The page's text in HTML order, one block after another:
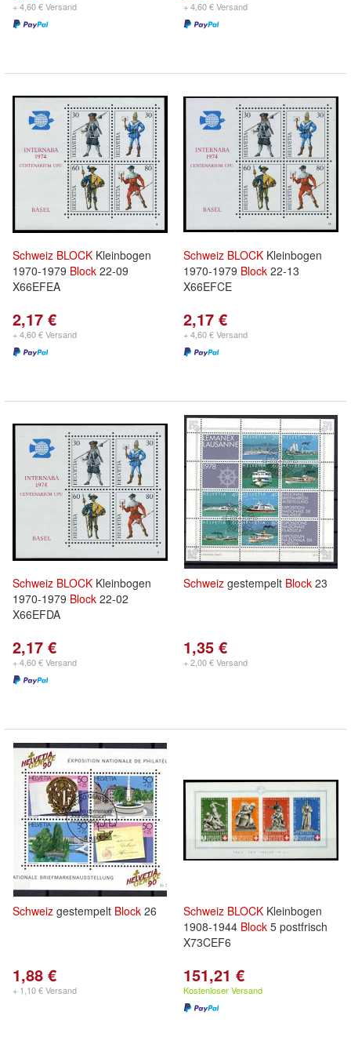
+ 4,60 € Versand + 4,60 € Versand
Schweiz BLOCK Kleinbogen
1970-1979 Block 22-09
X66EFEA
2,17 €
+ 4,60 € Versand
Schweiz BLOCK Kleinbogen
1970-1979 Block 22-13
X66EFCE
2,17 €
+ 4,60 € Versand
Schweiz BLOCK Kleinbogen
1970-1979 Block 22-02
X66EFDA
2,17 €
+ 4,60 € Versand
Schweiz gestempelt Block 23
1,35 €
+ 2,00 € Versand
Schweiz gestempelt Block 26
1,88 €
+ 1,10 € Versand
Schweiz BLOCK Kleinbogen
1908-1944 Block 5 postfrisch
X73CEF6
151,21 €
Kostenloser Versand